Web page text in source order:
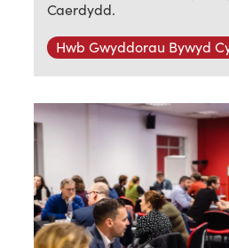
Caerdydd.
Hwb Gwyddorau Bywyd